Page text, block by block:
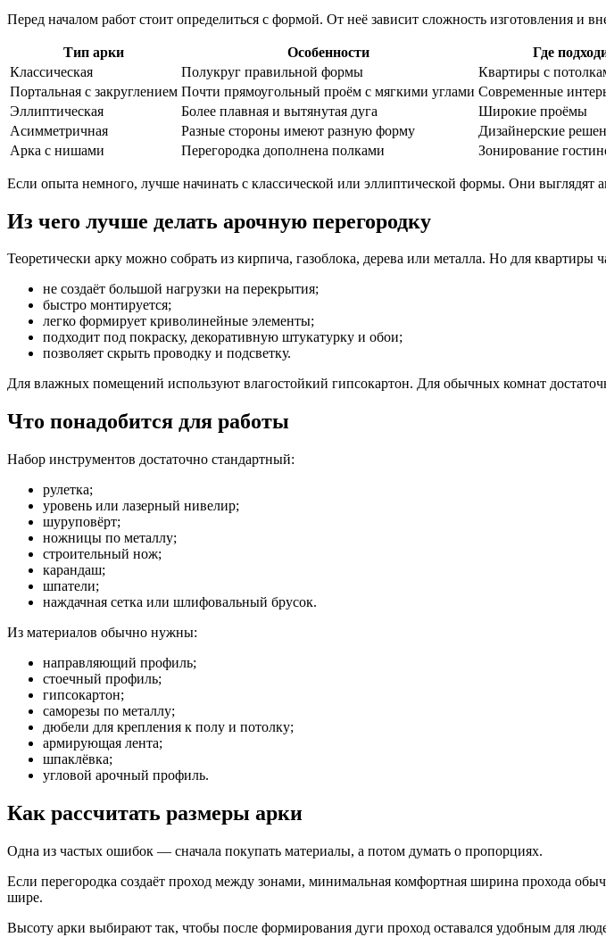
Перед началом работ стоит определиться с формой. От неё зависит сложность изготовления и
Тип арки Особенности Где
Классическая
Полукруг правильной формы Квартиры с
Портальная с закруглением Почти прямоугольный проём с мягкими углами Современные
Эллиптическая
Более плавная и вытянутая дуга Широкие проёмы
Асимметричная
Разные стороны имеют разную форму Дизайнерские
Арка с нишами
Перегородка дополнена полками Зонирование
Если опыта немного, лучше начинать с классической или эллиптической формы. Они выглядят
Из чего лучше делать арочную перегородку
Теоретически арку можно собрать из кирпича, газоблока, дерева или металла. Но для квартиры
не создаёт большой нагрузки на перекрытия;
быстро монтируется;
легко формирует криволинейные элементы;
подходит под покраску, декоративную штукатурку и обои;
позволяет скрыть проводку и подсветку.
Для влажных помещений используют влагостойкий гипсокартон. Для обычных комнат
Что понадобится для работы
Набор инструментов достаточно стандартный:
рулетка;
уровень или лазерный нивелир;
шуруповёрт;
ножницы по металлу;
строительный нож;
карандаш;
шпатели;
наждачная сетка или шлифовальный брусок.
Из материалов обычно нужны:
направляющий профиль;
стоечный профиль;
гипсокартон;
саморезы по металлу;
дюбели для крепления к полу и потолку;
армирующая лента;
шпаклёвка;
угловой арочный профиль.
Как рассчитать размеры арки
Одна из частых ошибок — сначала покупать материалы, а потом думать о пропорциях.
Если перегородка создаёт проход между зонами, минимальная комфортная ширина прохода
шире.
Высоту арки выбирают так, чтобы после формирования дуги проход оставался удобным для